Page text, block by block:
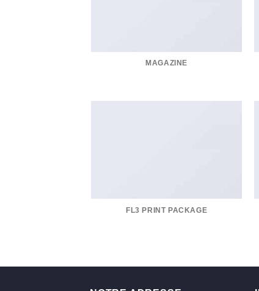
MAGAZINE
FL3 PRINT PACKAGE